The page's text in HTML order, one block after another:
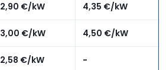
2,90 €/kW 4,35 €/kW
3,00 €/kW 4,50 €/kW
2,58 €/kW -